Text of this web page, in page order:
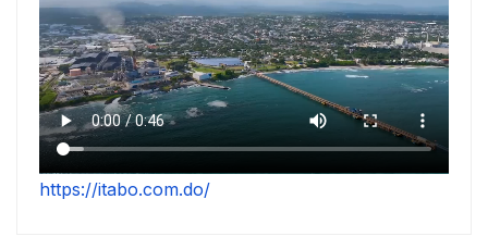
https://itabo.com.do/